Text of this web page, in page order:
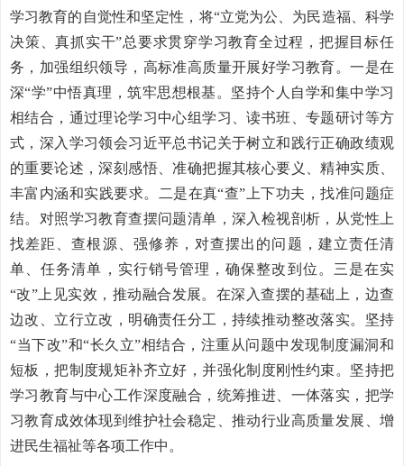
学习教育的自觉性和坚定性，将“立党为公、为民造福、科学
决策、真抓实干”总要求贯穿学习教育全过程，把握目标任
务，加强组织领导，高标准高质量开展好学习教育。一是在
深“学”中悟真理，筑牢思想根基。坚持个人自学和集中学习
相结合，通过理论学习中心组学习、读书班、专题研讨等方
式，深入学习领会习近平总书记关于树立和践行正确政绩观
的重要论述，深刻感悟、准确把握其核心要义、精神实质、
丰富内涵和实践要求。二是在真“查”上下功夫，找准问题症
结。对照学习教育查摆问题清单，深入检视剖析，从党性上
找差距、查根源、强修养，对查摆出的问题，建立责任清
单、任务清单，实行销号管理，确保整改到位。三是在实
“改”上见实效，推动融合发展。在深入查摆的基础上，边查
边改、立行立改，明确责任分工，持续推动整改落实。坚持
“当下改”和“长久立”相结合，注重从问题中发现制度漏洞和
短板，把制度规矩补齐立好，并强化制度刚性约束。坚持把
学习教育与中心工作深度融合，统筹推进、一体落实，把学
习教育成效体现到维护社会稳定、推动行业高质量发展、增
进民生福祉等各项工作中。